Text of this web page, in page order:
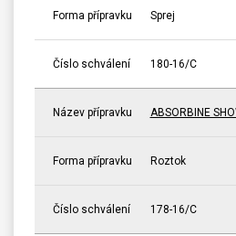
Forma přípravku Sprej
Číslo schválení 180-16/C
Název přípravku ABSORBINE
Forma přípravku Roztok
Číslo schválení 178-16/C